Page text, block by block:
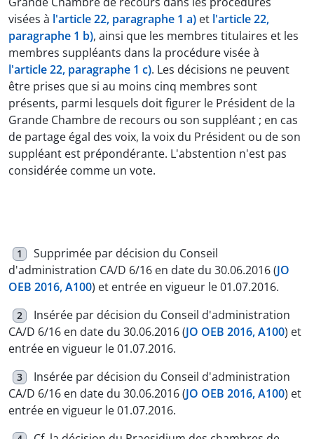
visées à l'article 22, paragraphe 1 a) et l'article 22,
paragraphe 1 b), ainsi que les membres titulaires et les
membres suppléants dans la procédure visée à
l'article 22, paragraphe 1 c). Les décisions ne peuvent
être prises que si au moins cinq membres sont
présents, parmi lesquels doit figurer le Président de la
Grande Chambre de recours ou son suppléant ; en cas
de partage égal des voix, la voix du Président ou de son
suppléant est prépondérante. L'abstention n'est pas
considérée comme un vote.
1
Supprimée par décision du Conseil
d'administration CA/D 6/16 en date du 30.06.2016 (JO
OEB 2016, A100) et entrée en vigueur le 01.07.2016.
2
Insérée par décision du Conseil d'administration
CA/D 6/16 en date du 30.06.2016 (JO OEB 2016, A100) et
entrée en vigueur le 01.07.2016.
3
Insérée par décision du Conseil d'administration
CA/D 6/16 en date du 30.06.2016 (JO OEB 2016, A100) et
entrée en vigueur le 01.07.2016.